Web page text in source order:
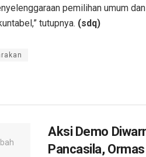
pemilihan umum
tutupnya. (sdq)
Aksi Demo
Pancasila,